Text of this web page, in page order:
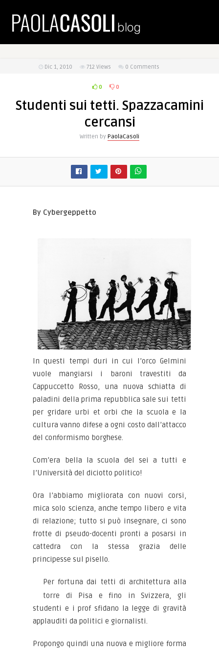
Dic 1, 2010 712 Views 0 Comments
0 0
Studenti sui tetti. Spazzacamini
cercansi
Written by PaolaCasoli
By Cybergeppetto
In questi tempi duri in cui l’orco Gelmini
vuole mangiarsi i baroni travestiti da
Cappuccetto Rosso, una nuova schiatta di
paladini della prima repubblica sale sui tetti
per gridare urbi et orbi che la scuola e la
cultura vanno difese a ogni costo dall’attacco
del conformismo borghese.
Com’era bella la scuola del sei a tutti e
l’Università del diciotto politico!
Ora l’abbiamo migliorata con nuovi corsi,
mica solo scienza, anche tempo libero e vita
di relazione; tutto si può insegnare, ci sono
frotte di pseudo-docenti pronti a posarsi in
cattedra con la stessa grazia delle
principesse sul pisello.
Per fortuna dai tetti di architettura alla
torre di Pisa e fino in Svizzera, gli
studenti e i prof sfidano la legge di gravità
applauditi da politici e giornalisti.
Propongo quindi una nuova e migliore forma